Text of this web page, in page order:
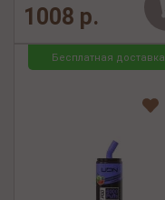
1008 р.
Бесплатная доставка